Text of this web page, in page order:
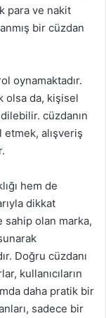
para ve nakit
bir cüzdan
oynamaktadır.
olsa da, kişisel
cüzdanın
etmek, alışveriş
hem de
dikkat
olan marka,
Doğru cüzdanı
kullanıcıların
daha pratik bir
sadece bir